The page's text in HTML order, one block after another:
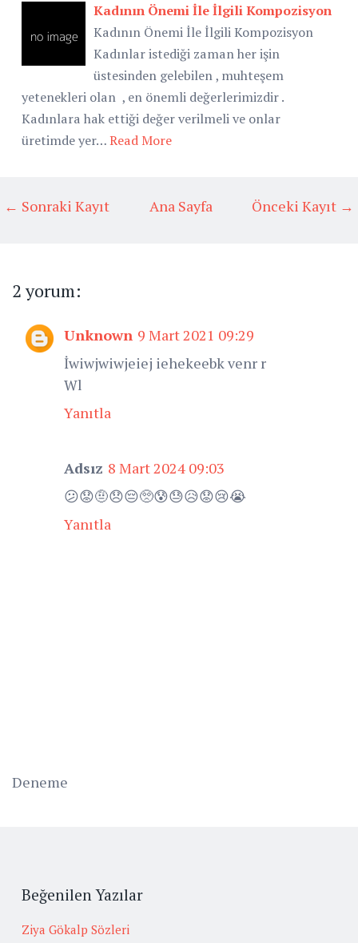
Kadının Önemi İle İlgili Kompozisyon
Kadının Önemi İle İlgili Kompozisyon
Kadınlar istediği zaman her işin
üstesinden gelebilen , muhteşem
yetenekleri olan , en önemli değerlerimizdir .
Kadınlara hak ettiği değer verilmeli ve onlar
üretimde yer…Read More
← Sonraki Kayıt Önceki Kayıt →
Ana Sayfa
2 yorum:
Unknown 9 Mart 2021 09:29
İwiwjwiwjeiej iehekeebk venr r
Wl
Yanıtla
Adsız 8 Mart 2024 09:03
😕😟🤨😞😔🥺😰😓😥😟😢😭
Yanıtla
Deneme
Beğenilen Yazılar
Ziya Gökalp Sözleri